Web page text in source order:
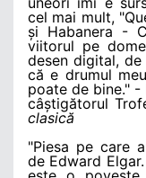
cel mai mult,
și Habanera -
viitorul pe
desen digital,
că e drumul
poate de bine." -
câștigătorul
clasică
"Piesa pe care
de Edward